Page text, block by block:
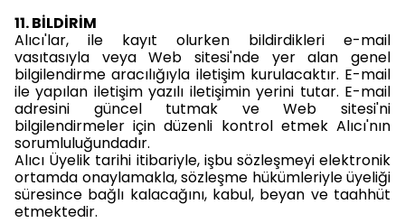
11. BİLDİRİM
Alıcı'lar, ile kayıt olurken bildirdikleri e-mail
vasıtasıyla veya Web sitesi'nde yer alan genel
bilgilendirme aracılığıyla iletişim kurulacaktır. E-mail
ile yapılan iletişim yazılı iletişimin yerini tutar. E-mail
adresini güncel tutmak ve Web sitesi'ni
bilgilendirmeler için düzenli kontrol etmek Alıcı'nın
sorumluluğundadır.
Alıcı Üyelik tarihi itibariyle, işbu sözleşmeyi elektronik
ortamda onaylamakla, sözleşme hükümleriyle üyeliği
süresince bağlı kalacağını, kabul, beyan ve taahhüt
etmektedir.